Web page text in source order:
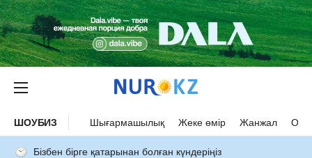
ШОУБИЗ Шығармашылық Жеке өмір Жанжал
Бізбен бірге қатарынан болған күндеріңіз